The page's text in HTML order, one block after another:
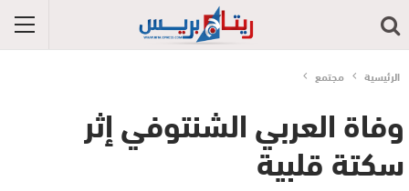
الرئيسية مجتمع
وفاة العربي الشنتوفي إثر
سكتة قلبية